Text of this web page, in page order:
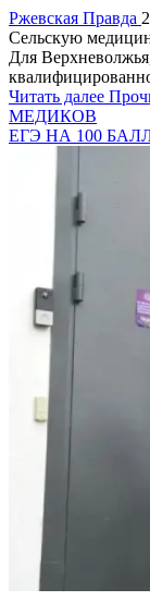
Ржевская Правда
Сельскую
Для
Читать далее
МЕДИКОВ
ЕГЭ НА 100